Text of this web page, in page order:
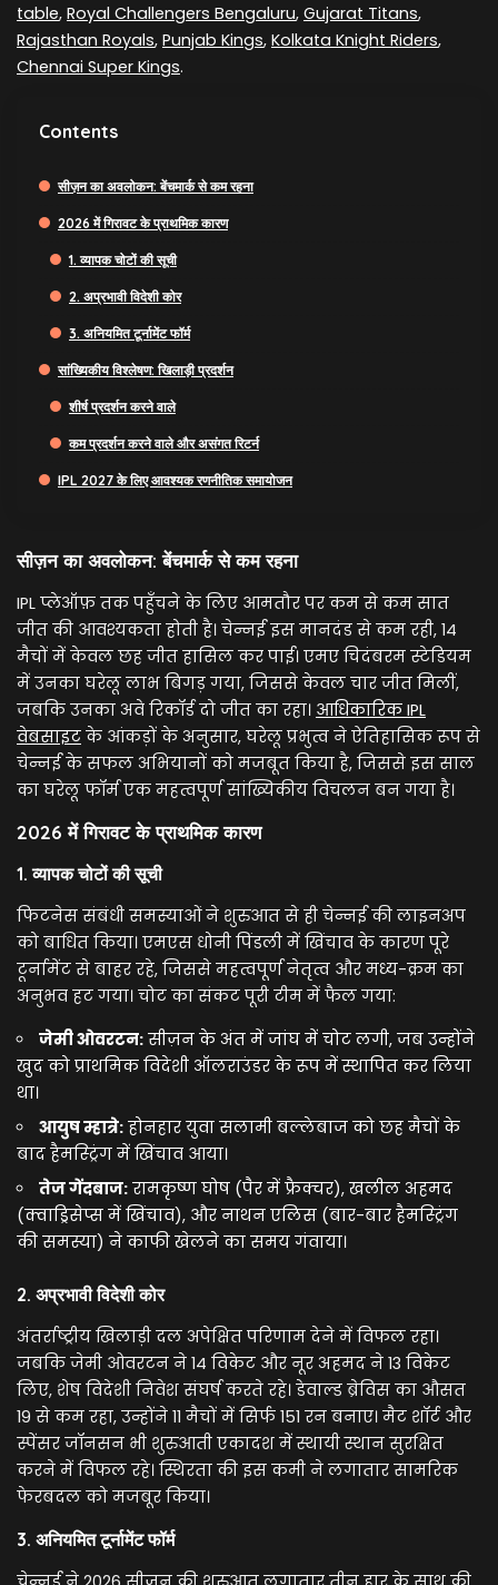
table, Royal Challengers Bengaluru, Gujarat Titans,
Rajasthan Royals, Punjab Kings, Kolkata Knight Riders,
Chennai Super Kings.
Contents
सीज़न का अवलोकन: बेंचमार्क से कम रहना
2026 में गिरावट के प्राथमिक कारण
1. व्यापक चोटों की सूची
2. अप्रभावी विदेशी कोर
3. अनियमित टूर्नामेंट फॉर्म
सांख्यिकीय विश्लेषण: खिलाड़ी प्रदर्शन
शीर्ष प्रदर्शन करने वाले
कम प्रदर्शन करने वाले और असंगत रिटर्न
IPL 2027 के लिए आवश्यक रणनीतिक समायोजन
सीज़न का अवलोकन: बेंचमार्क से कम रहना
IPL प्लेऑफ़ तक पहुँचने के लिए आमतौर पर कम से कम सात
जीत की आवश्यकता होती है। चेन्नई इस मानदंड से कम रही, 14
मैचों में केवल छह जीत हासिल कर पाई। एमए चिदंबरम स्टेडियम
में उनका घरेलू लाभ बिगड़ गया, जिससे केवल चार जीत मिलीं,
जबकि उनका अवे रिकॉर्ड दो जीत का रहा। आधिकारिक IPL
वेबसाइट के आंकड़ों के अनुसार, घरेलू प्रभुत्व ने ऐतिहासिक रूप से
चेन्नई के सफल अभियानों को मजबूत किया है, जिससे इस साल
का घरेलू फॉर्म एक महत्वपूर्ण सांख्यिकीय विचलन बन गया है।
2026 में गिरावट के प्राथमिक कारण
1. व्यापक चोटों की सूची
फिटनेस संबंधी समस्याओं ने शुरुआत से ही चेन्नई की लाइनअप
को बाधित किया। एमएस धोनी पिंडली में खिंचाव के कारण पूरे
टूर्नामेंट से बाहर रहे, जिससे महत्वपूर्ण नेतृत्व और मध्य-क्रम का
अनुभव हट गया। चोट का संकट पूरी टीम में फैल गया:
जेमी ओवरटन: सीज़न के अंत में जांघ में चोट लगी, जब उन्होंने
खुद को प्राथमिक विदेशी ऑलराउंडर के रूप में स्थापित कर लिया
था।
आयुष म्हात्रे: होनहार युवा सलामी बल्लेबाज को छह मैचों के
बाद हैमस्ट्रिंग में खिंचाव आया।
तेज गेंदबाज: रामकृष्ण घोष (पैर में फ्रैक्चर), खलील अहमद
(क्वाड्रिसेप्स में खिंचाव), और नाथन एलिस (बार-बार हैमस्ट्रिंग
की समस्या) ने काफी खेलने का समय गंवाया।
2. अप्रभावी विदेशी कोर
अंतर्राष्ट्रीय खिलाड़ी दल अपेक्षित परिणाम देने में विफल रहा।
जबकि जेमी ओवरटन ने 14 विकेट और नूर अहमद ने 13 विकेट
लिए, शेष विदेशी निवेश संघर्ष करते रहे। डेवाल्ड ब्रेविस का औसत
19 से कम रहा, उन्होंने 11 मैचों में सिर्फ 151 रन बनाए। मैट शॉर्ट और
स्पेंसर जॉनसन भी शुरुआती एकादश में स्थायी स्थान सुरक्षित
करने में विफल रहे। स्थिरता की इस कमी ने लगातार सामरिक
फेरबदल को मजबूर किया।
3. अनियमित टूर्नामेंट फॉर्म